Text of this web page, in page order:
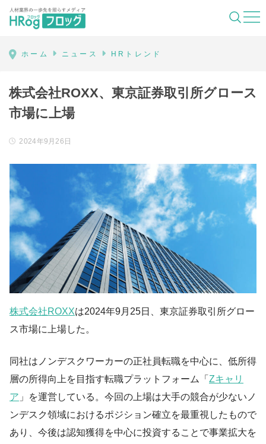
HRog | 人材業界の一歩先を照らすメディ
ホーム ニュース HRトレンド
株式会社ROXX、東京証券取引所グロース
市場に上場
2024年9月26日
株式会社ROXXは2024年9月25日、東京証券取引所グロー
ス市場に上場した。
同社はノンデスクワーカーの正社員転職を中心に、低所得
層の所得向上を目指す転職プラットフォーム「 Zキャリ
ア 」を運営している。今回の上場は大手の競合が少ないノ
ンデスク領域におけるポジション確立を最重視したもので
あり、今後は認知獲得を中心に投資することで事業拡大を